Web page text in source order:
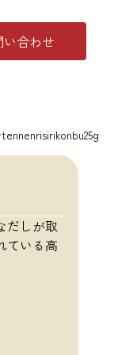
い合わせ
tennenrisirikonbu25g
だしが取
ている高